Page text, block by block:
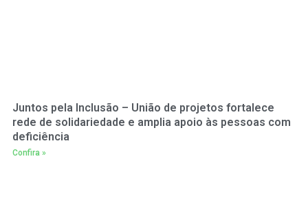
Juntos pela Inclusão – União de projetos fortalece
rede de solidariedade e amplia apoio às pessoas com
deficiência
Confira »